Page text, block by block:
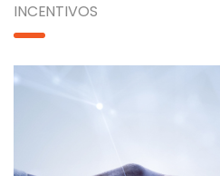
INCENTIVOS